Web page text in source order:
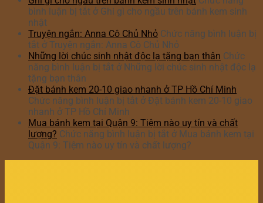
bình luận bị tắt ở Ghi gì cho ngầu trên bánh kem sinh
nhật
Truyện ngắn: Anna Cô Chủ Nhỏ Chức năng bình luận bị
tắt ở Truyện ngắn: Anna Cô Chủ Nhỏ
Những lời chúc sinh nhật độc lạ tặng bạn thân Chức
năng bình luận bị tắt ở Những lời chúc sinh nhật độc lạ
tặng bạn thân
Đặt bánh kem 20-10 giao nhanh ở TP Hồ Chí Minh
Chức năng bình luận bị tắt ở Đặt bánh kem 20-10 giao
nhanh ở TP Hồ Chí Minh
Mua bánh kem tại Quận 9: Tiệm nào uy tín và chất
lượng? Chức năng bình luận bị tắt ở Mua bánh kem tại
Quận 9: Tiệm nào uy tín và chất lượng?